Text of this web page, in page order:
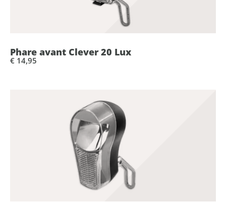
Phare avant Clever 20 Lux
€ 14,95